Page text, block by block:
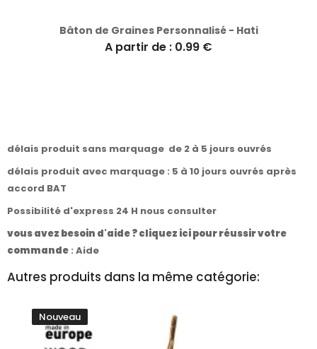
Bâton de Graines Personnalisé - Hati
A partir de : 0.99 €
délais produit sans marquage de 2 à 5 jours ouvrés
délais produit avec marquage : 5 à 10 jours ouvrés après
accord BAT
Possibilité d'express 24 H nous consulter
vous avez besoin d'aide ? cliquez ici pour réussir votre
commande : Aide
Autres produits dans la même catégorie:
Nouveau